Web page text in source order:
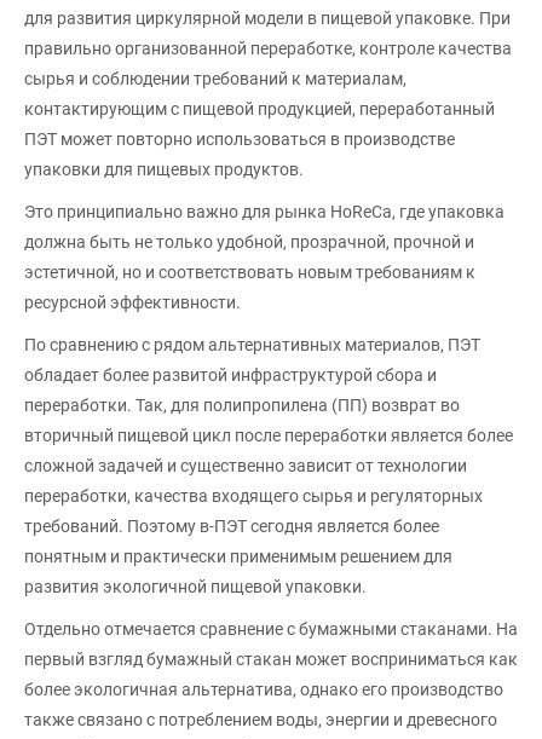
для развития циркулярной модели в пищевой упаковке. При
правильно организованной переработке, контроле качества
сырья и соблюдении требований к материалам,
контактирующим с пищевой продукцией, переработанный
ПЭТ может повторно использоваться в производстве
упаковки для пищевых продуктов.
Это принципиально важно для рынка HoReCa, где упаковка
должна быть не только удобной, прозрачной, прочной и
эстетичной, но и соответствовать новым требованиям к
ресурсной эффективности.
По сравнению с рядом альтернативных материалов, ПЭТ
обладает более развитой инфраструктурой сбора и
переработки. Так, для полипропилена (ПП) возврат во
вторичный пищевой цикл после переработки является более
сложной задачей и существенно зависит от технологии
переработки, качества входящего сырья и регуляторных
требований. Поэтому в-ПЭТ сегодня является более
понятным и практически применимым решением для
развития экологичной пищевой упаковки.
Отдельно отмечается сравнение с бумажными стаканами. На
первый взгляд бумажный стакан может восприниматься как
более экологичная альтернатива, однако его производство
также связано с потреблением воды, энергии и древесного